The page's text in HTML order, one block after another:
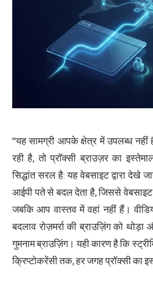
"यह सामग्री आपके क्षेत्र में उपलब्ध
रही है, तो प्रॉक्सी ब्राउज़र का
सिद्धांत सरल है: यह वेबसाइट द्वारा देखे
आईपी पते से बदल देता है, जिससे
जबकि आप वास्तव में वहां नहीं हैं।
बदलाव रोज़मर्रा की ब्राउज़िंग को
गुमनाम ब्राउज़िंग। यही कारण है कि
क्रिप्टोकरेंसी तक, हर जगह प्रॉक्सी का